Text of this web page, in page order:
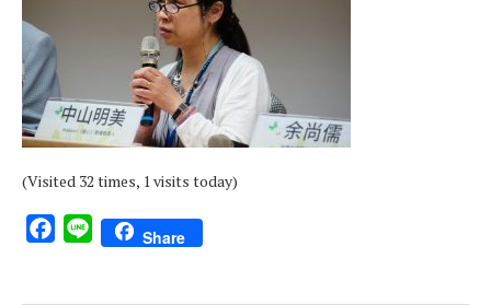
(Visited 32 times, 1 visits today)
Facebook
Line Share